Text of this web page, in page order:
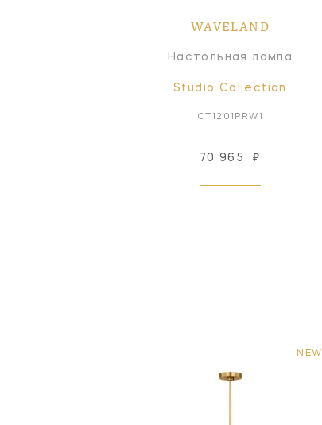
WAVELAND
Настольная лампа
Studio Collection
CT1201PRW1
70 965 ₽
NEW